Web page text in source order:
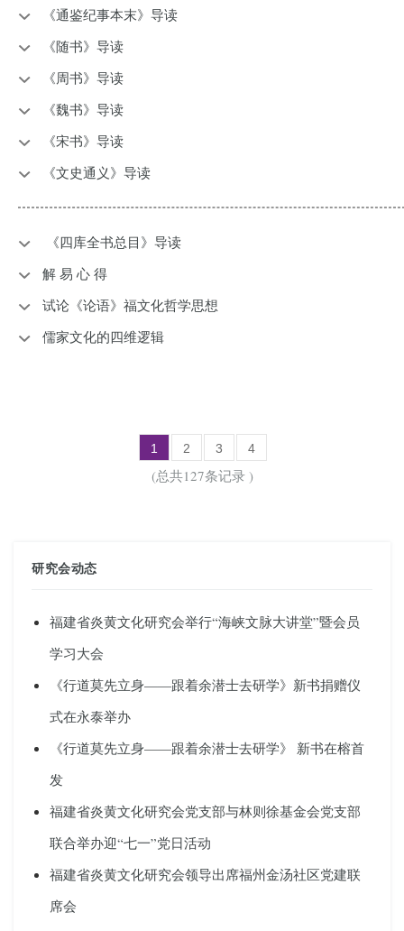
《通鉴纪事本末》导读
《随书》导读
《周书》导读
《魏书》导读
《宋书》导读
《文史通义》导读
《四库全书总目》导读
解 易 心 得
试论《论语》福文化哲学思想
儒家文化的四维逻辑
1 2 3 4
(总共127条记录 )
研究会动态
福建省炎黄文化研究会举行“海峡文脉大讲堂”暨会员
学习大会
《行道莫先立身——跟着余潜士去研学》新书捐赠仪
式在永泰举办
《行道莫先立身——跟着余潜士去研学》 新书在榕首
发
福建省炎黄文化研究会党支部与林则徐基金会党支部
联合举办迎“七一”党日活动
福建省炎黄文化研究会领导出席福州金汤社区党建联
席会